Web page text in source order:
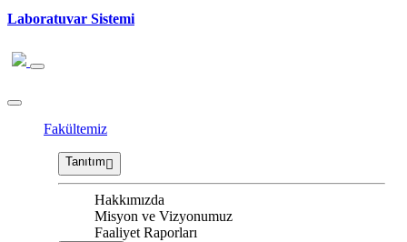
Laboratuvar Sistemi
Fakültemiz
Tanıtım
Hakkımızda
Misyon ve Vizyonumuz
Faaliyet Raporları